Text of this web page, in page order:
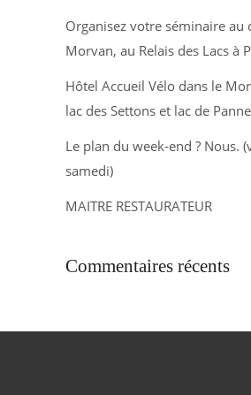
Organisez votre séminaire
Morvan, au Relais des Lacs à
Hôtel Accueil Vélo dans le
lac des Settons et lac de
Le plan du week-end ? Nous.
samedi)
MAITRE RESTAURATEUR
Commentaires récents